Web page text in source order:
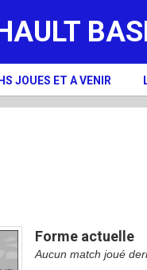
JOUES ET A VENIR
Forme actuelle
Aucun match joué